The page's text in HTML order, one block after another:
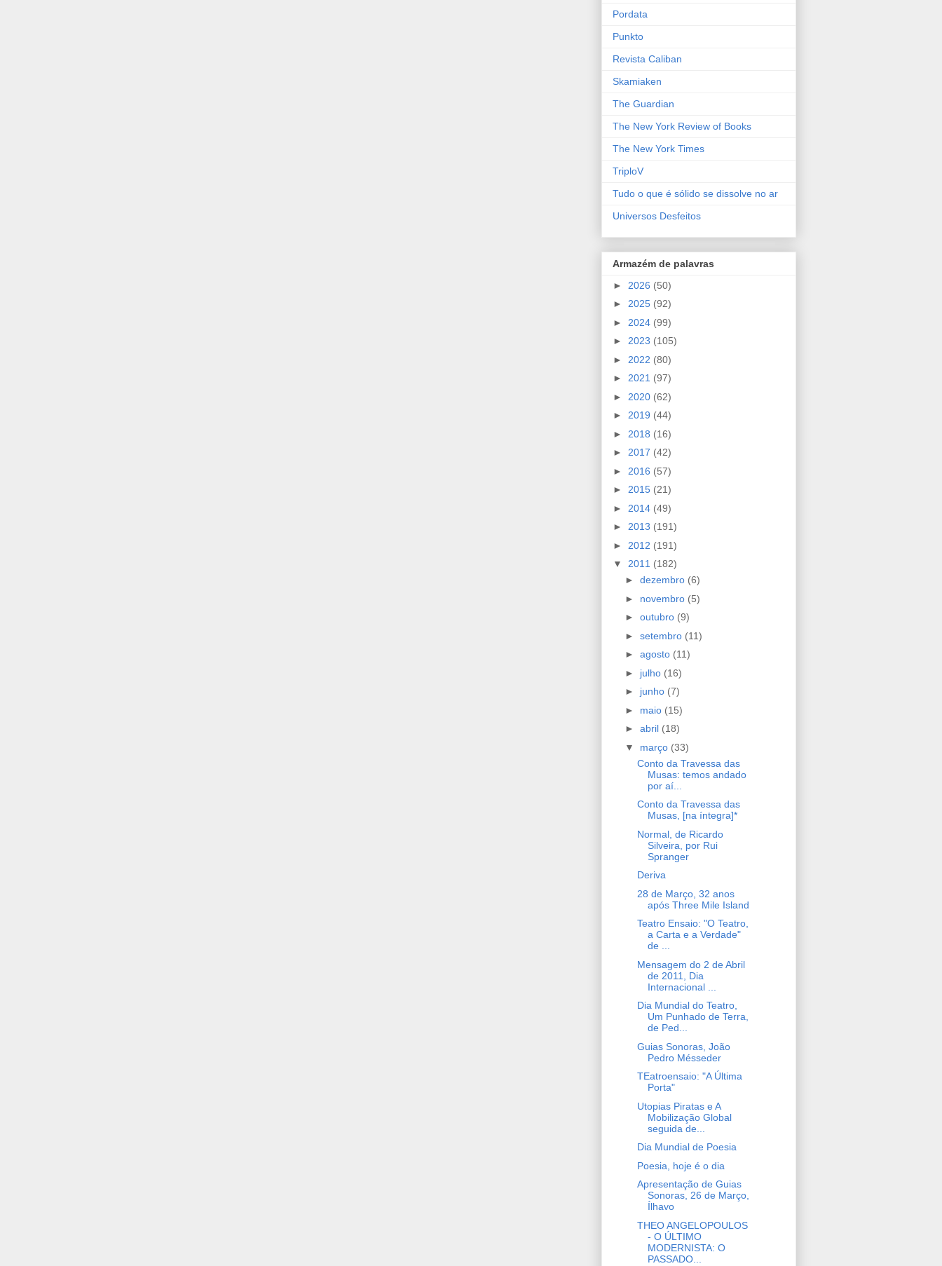
Pordata
Punkto
Revista Caliban
Skamiaken
The Guardian
The New York Review of Books
The New York Times
TriploV
Tudo o que é sólido se dissolve no ar
Universos Desfeitos
Armazém de palavras
► 2026 (50)
► 2025 (92)
► 2024 (99)
► 2023 (105)
► 2022 (80)
► 2021 (97)
► 2020 (62)
► 2019 (44)
► 2018 (16)
► 2017 (42)
► 2016 (57)
► 2015 (21)
► 2014 (49)
► 2013 (191)
► 2012 (191)
▼ 2011 (182)
► dezembro (6)
► novembro (5)
► outubro (9)
► setembro (11)
► agosto (11)
► julho (16)
► junho (7)
► maio (15)
► abril (18)
▼ março (33)
Conto da Travessa das
Musas: temos andado
por aí...
Conto da Travessa das
Musas, [na íntegra]*
Normal, de Ricardo
Silveira, por Rui
Spranger
Deriva
28 de Março, 32 anos
após Three Mile Island
Teatro Ensaio: "O Teatro,
a Carta e a Verdade"
de ...
Mensagem do 2 de Abril
de 2011, Dia
Internacional ...
Dia Mundial do Teatro,
Um Punhado de Terra,
de Ped...
Guias Sonoras, João
Pedro Mésseder
TEatroensaio: "A Última
Porta"
Utopias Piratas e A
Mobilização Global
seguida de...
Dia Mundial de Poesia
Poesia, hoje é o dia
Apresentação de Guias
Sonoras, 26 de Março,
Ílhavo
THEO ANGELOPOULOS
- O ÚLTIMO
MODERNISTA: O
PASSADO...